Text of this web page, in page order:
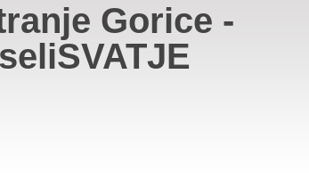
Gorice -